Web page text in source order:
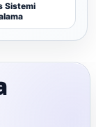
Sistemi